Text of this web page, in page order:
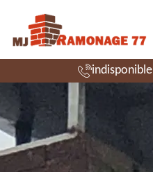
indisponible